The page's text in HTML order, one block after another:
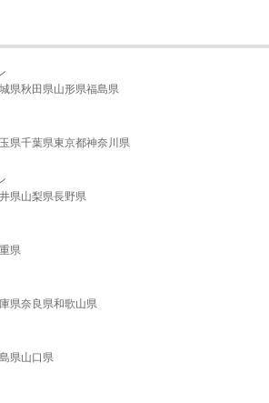
県秋田県山形県福島県
県千葉県東京都神奈川県
県山梨県長野県
県
県奈良県和歌山県
県山口県